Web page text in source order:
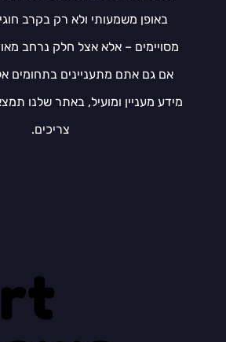
באופן משמעותי ולא רק בקרב
מסויימים – אלא אצל חלק נרחב
אם גם אתם מתעניינים בתחומים
מידע מעניין ומועיל, באתר שלנו
צריכים.